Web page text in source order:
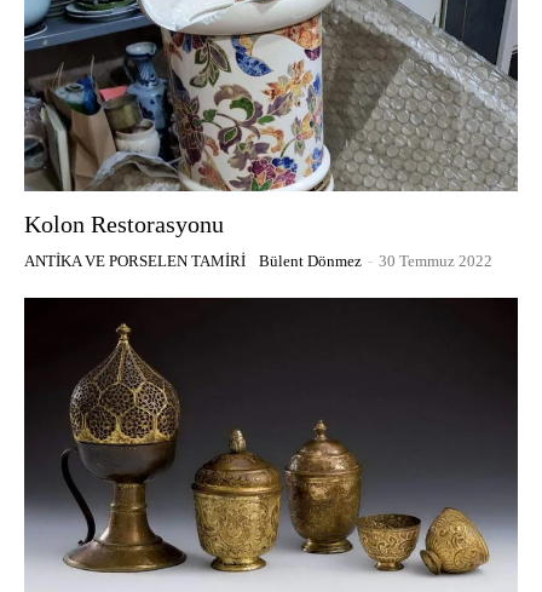
Kolon Restorasyonu
ANTIKA VE PORSELEN TAMIRI Bülent Dönmez - 30 Temmuz 2022